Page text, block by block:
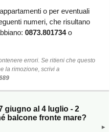
o per eventuali
numeri, che risultano
0873.801734o
errori. Se ritieni che questo
la rimozione, scrivi a
giugno al 4 luglio - 2
balcone fronte mare?
▸